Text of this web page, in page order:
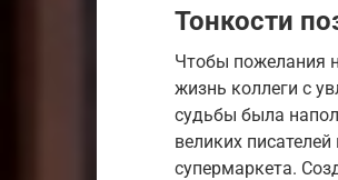
Тонкости
Чтобы пожелания
жизнь коллеги с
судьбы была
великих
супермаркета.